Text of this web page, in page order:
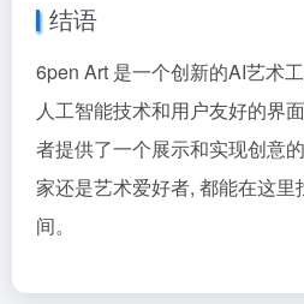
结语
6pen Art 是一个创新的AI艺术
人工智能技术和用户友好的界
者提供了一个展示和实现创意
家还是艺术爱好者, 都能在这
间。